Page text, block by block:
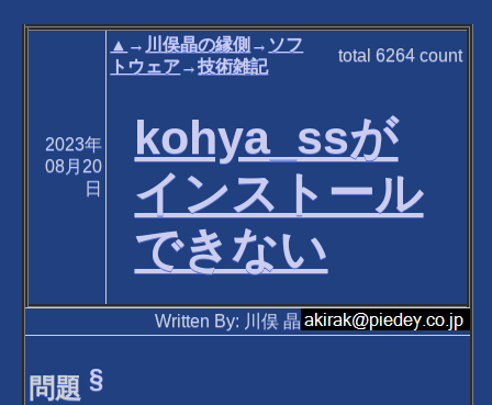
2023年
08月20
日
▲ → 川俣晶の縁側 → ソフ
トウェア→技術雑記
total6264 count
kohya_ssが
インストール
できない
Written By: 川俣 晶
問題§